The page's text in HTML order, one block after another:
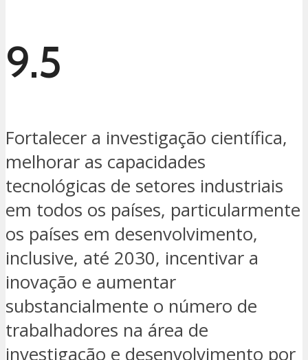
9.5
Fortalecer a investigação científica,
melhorar as capacidades
tecnológicas de setores industriais
em todos os países, particularmente
os países em desenvolvimento,
inclusive, até 2030, incentivar a
inovação e aumentar
substancialmente o número de
trabalhadores na área de
investigação e desenvolvimento por